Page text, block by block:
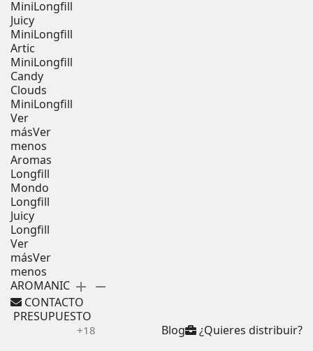
MiniLongfill
Juicy
MiniLongfill
Artic
MiniLongfill
Candy
Clouds
MiniLongfill
Ver
másVer
menos
Aromas
Longfill
Mondo
Longfill
Juicy
Longfill
Ver
másVer
menos
AROMANIC add remove
CONTACTO
PRESUPUESTO
¿Quieres distribuir?
Blog
+18